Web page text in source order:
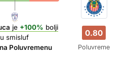
je +100% bolji
u smisluf
Poluvremenu
0.80
Poluvreme